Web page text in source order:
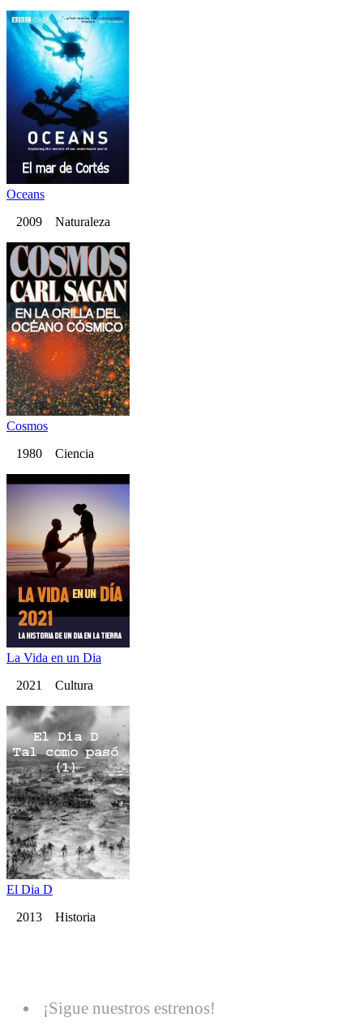
Oceans
2009 Naturaleza
Cosmos
1980 Ciencia
La Vida en un Dia
2021 Cultura
El Dia D
2013 Historia
¡Sigue nuestros estrenos!